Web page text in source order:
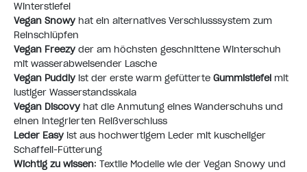
Winterstiefel
Vegan Snowy hat ein alternatives Verschlusssystem zum
Reinschlüpfen
Vegan Freezy der am höchsten geschnittene Winterschuh
mit wasserabweisender Lasche
Vegan Puddly ist der erste warm gefütterte Gummistiefel mit
lustiger Wasserstandsskala
Vegan Discovy hat die Anmutung eines Wanderschuhs und
einen integrierten Reißverschluss
Leder Easy ist aus hochwertigem Leder mit kuscheliger
Schaffell-Fütterung
Wichtig zu wissen: Textile Modelle wie der Vegan Snowy und